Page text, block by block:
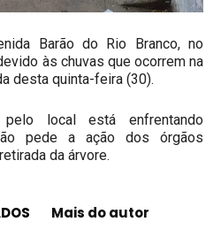
Barão do Rio Branco, no
às chuvas que ocorrem na
desta quinta-feira (30).
local está enfrentando
pede a ação dos órgãos
da árvore.
Mais do autor